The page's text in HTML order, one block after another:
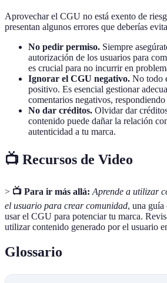
Aprovechar el CGU no está exento de
presentan algunos errores que deberías
No pedir permiso. Siempre
autorización de los usuarios para
es crucial para no incurrir en
Ignorar el CGU negativo. No todo
positivo. Es esencial gestionar
comentarios negativos,
No dar créditos. Olvidar dar
contenido puede dañar la relación
autenticidad a tu marca.
📺 Recursos de Video
> 📺 Para ir más allá: Aprende a utilizar
el usuario para crear comunidad, una guía
usar el CGU para potenciar tu marca.
utilizar contenido generado por el usuario
Glossario